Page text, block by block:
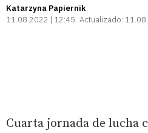
Katarzyna Papiernik
11.08.2022 | 12:45 Actualizado:
Cuarta jornada de lucha